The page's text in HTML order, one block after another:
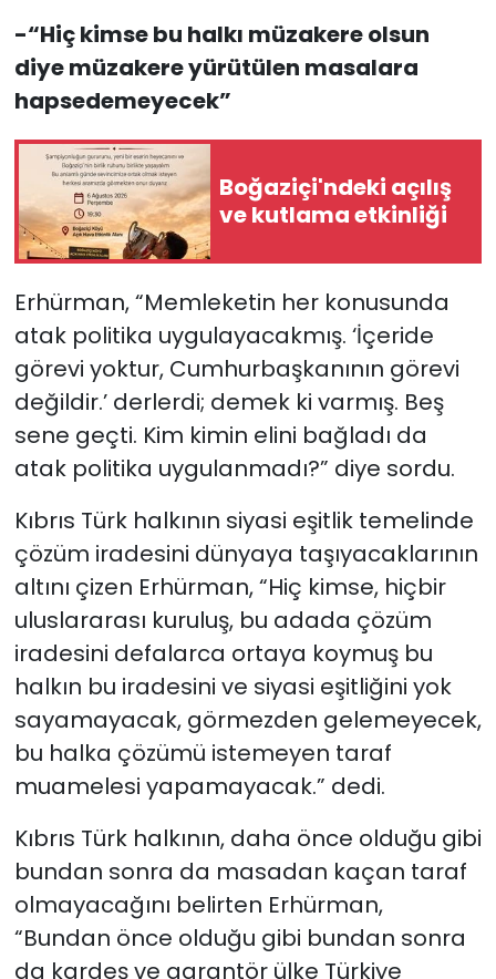
-“Hiç kimse bu halkı müzakere olsun
diye müzakere yürütülen masalara
hapsedemeyecek”
Boğaziçi'ndeki açılış
ve kutlama etkinliği
Erhürman, “Memleketin her konusunda
atak politika uygulayacakmış. ‘İçeride
görevi yoktur, Cumhurbaşkanının görevi
değildir.’ derlerdi; demek ki varmış. Beş
sene geçti. Kim kimin elini bağladı da
atak politika uygulanmadı?” diye sordu.
Kıbrıs Türk halkının siyasi eşitlik temelinde
çözüm iradesini dünyaya taşıyacaklarının
altını çizen Erhürman, “Hiç kimse, hiçbir
uluslararası kuruluş, bu adada çözüm
iradesini defalarca ortaya koymuş bu
halkın bu iradesini ve siyasi eşitliğini yok
sayamayacak, görmezden gelemeyecek,
bu halka çözümü istemeyen taraf
muamelesi yapamayacak.” dedi.
Kıbrıs Türk halkının, daha önce olduğu gibi
bundan sonra da masadan kaçan taraf
olmayacağını belirten Erhürman,
“Bundan önce olduğu gibi bundan sonra
da kardeş ve garantör ülke Türkiye